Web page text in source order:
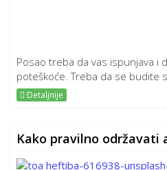
Posao treba da vas ispunjava i
poteškoće. Treba da se budite
Detaljnije
Kako pravilno održavati